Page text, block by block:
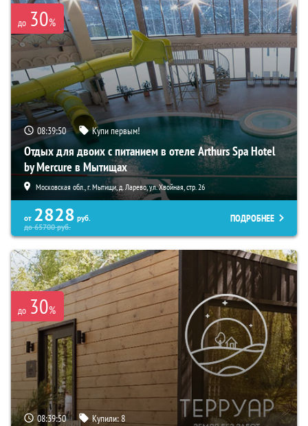
до 30%
08:39:48 Купи первым!
Отдых для двоих с питанием в отеле Arthurs Spa Hotel
by Mercure в Мытищах
Московская обл., г. Мытищи, д. Ларево, ул. Хвойная, стр. 26
от 2828 руб.
до65700руб.
ПОДРОБНЕЕ
до 30%
08:39:48 Купили:8